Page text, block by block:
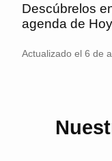
Descúbrelos
agenda de
Actualizado el 6 de